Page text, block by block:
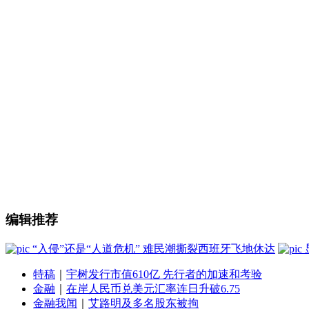
编辑推荐
“入侵”还是“人道危机” 难民潮撕裂西班牙飞地休达
特稿
宇树发行市值610亿 先行者的加速和考验
金融
在岸人民币兑美元汇率连日升破6.75
金融我闻
艾路明及多名股东被拘